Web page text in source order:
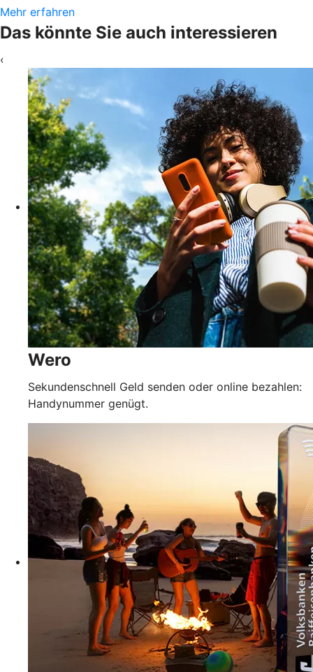
Mehr erfahren
Das könnte Sie auch interessieren
‹
Wero
Sekundenschnell Geld senden oder online bezahlen:
Handynummer genügt.